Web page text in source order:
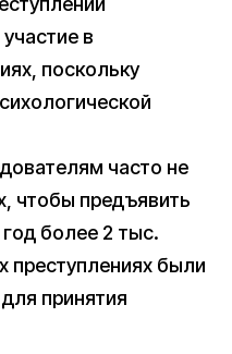
в
поскольку
часто не
чтобы предъявить
более 2 тыс.
преступлениях были
принятия